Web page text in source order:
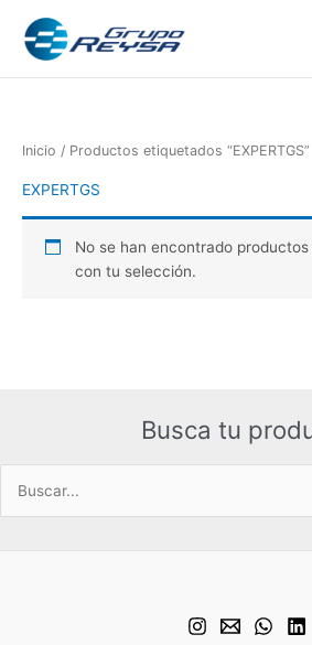
contenido
Inicio / Productos etiquetados “EXPERTGS”
EXPERTGS
No se han encontrado
con tu selección.
Busca tu
Buscar
por: